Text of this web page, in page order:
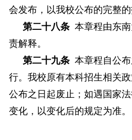
会发布，以我校公布的完整的
第二十八条 本章程由东
责解释。
第二十九条 本章程自公
行。我校原有本科招生相关
公布之日起废止；如遇国家
变化，以变化后的规定为准。